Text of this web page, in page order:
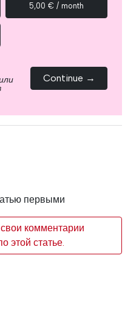
5,00 € / month
Continue →
первыми
комментарии
этой статье.